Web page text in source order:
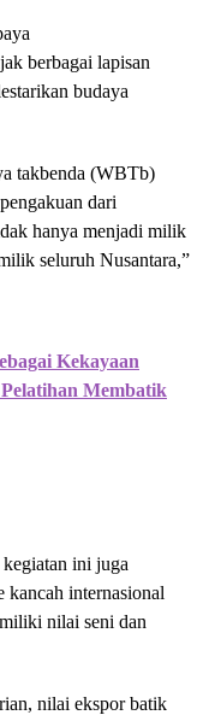
berbagai lapisan
budaya
takbenda (WBTb)
dari
hanya menjadi milik
seluruh Nusantara,”
Kekayaan
Membatik
ini juga
kancah internasional
nilai seni dan
nilai ekspor batik